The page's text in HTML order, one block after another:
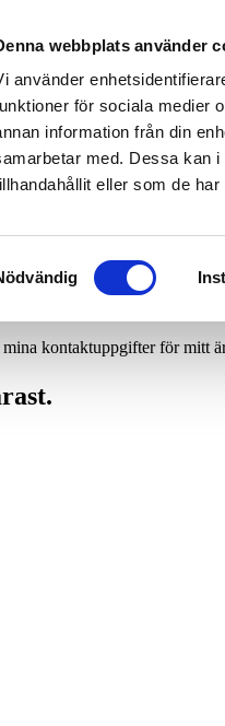
webbplats använder
använder
för sociala medier
information från din
med. Dessa kan
eller som de
Samtyckesval
med en värmepump!
kontaktuppgifter för mitt